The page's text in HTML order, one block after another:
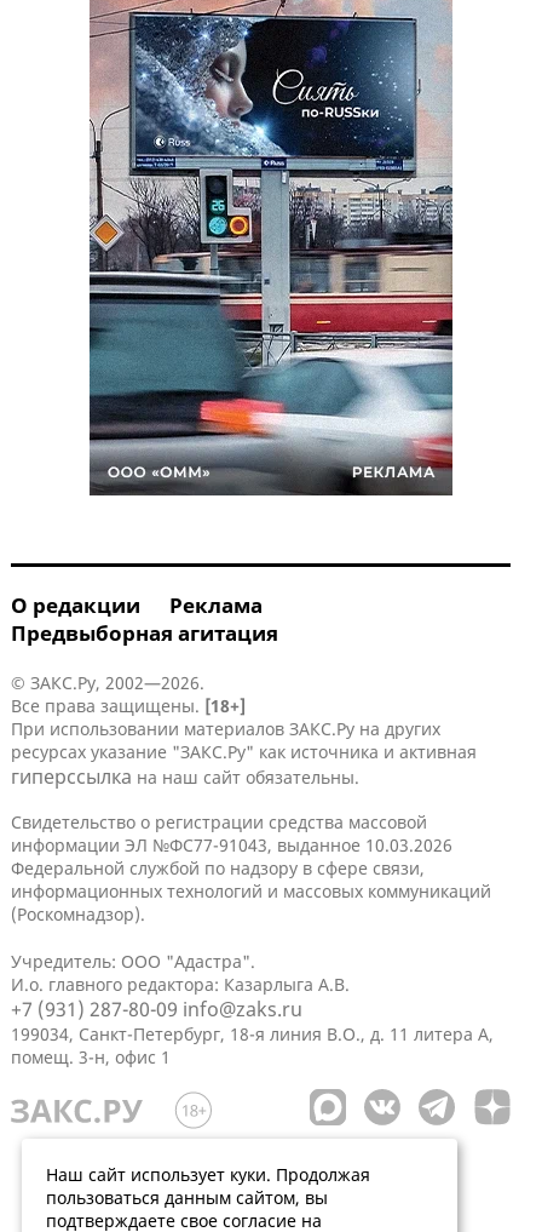
О редакции
Реклама
Предвыборная агитация
© ЗАКС.Ру, 2002—2026.
Все права защищены. [18+]
При использовании материалов ЗАКС.Ру на других
ресурсах указание "ЗАКС.Ру" как источника и активная
гиперссылка на наш сайт обязательны.
Свидетельство о регистрации средства массовой
информации ЭЛ №ФС77-91043, выданное 10.03.2026
Федеральной службой по надзору в сфере связи,
информационных технологий и массовых коммуникаций
(Роскомнадзор).
Учредитель: ООО "Адастра".
И.о. главного редактора: Казарлыга А.В.
+7 (931) 287-80-09 info@zaks.ru
199034, Санкт-Петербург, 18-я линия В.О., д. 11 литера А,
помещ. 3-н, офис 1
Наш сайт использует куки. Продолжая
пользоваться данным сайтом, вы
подтверждаете свое согласие на